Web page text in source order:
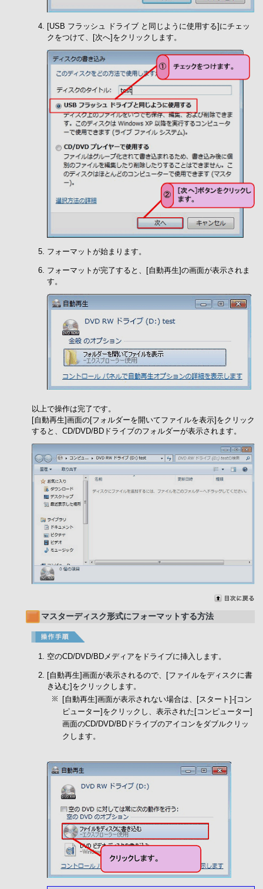
[USB フラッシュ ドライブ と同じように使用する]にチェッ
クをつけて、[次へ]をクリックします。
フォーマットが始まります。
フォーマットが完了すると、[自動再生]の画面が表示されま
す。
以上で操作は完了です。
[自動再生]画面の[フォルダーを開いてファイルを表示]をクリック
すると、CD/DVD/BDドライブのフォルダーが表示されます。
マスターディスク形式にフォーマットする方法
空のCD/DVD/BDメディアをドライブに挿入します。
[自動再生]画面が表示されるので、[ファイルをディスクに書
き込む]をクリックします。
[自動再生]画面が表示されない場合は、[スタート]-[コン
ピューター]をクリックし、表示された[コンピューター]
画面のCD/DVD/BDドライブのアイコンをダブルクリッ
クします。